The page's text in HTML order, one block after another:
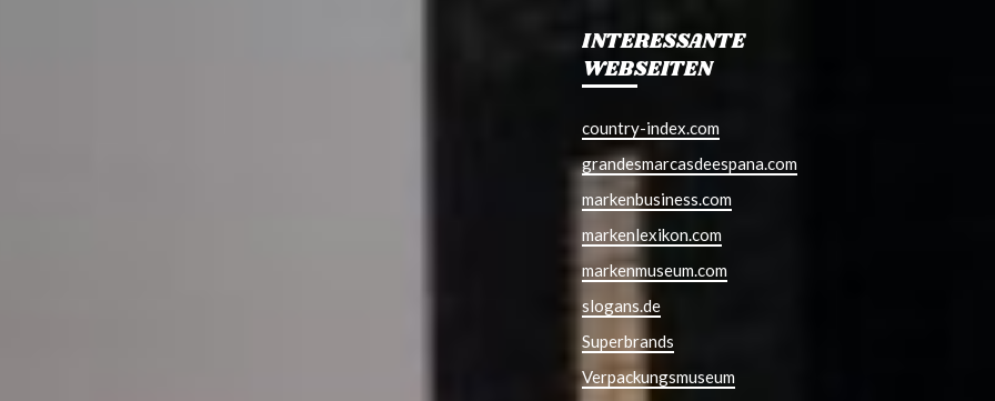
INTERESSANTE
WEBSEITEN
country-index.com
grandesmarcasdeespana.com
markenbusiness.com
markenlexikon.com
markenmuseum.com
slogans.de
Superbrands
Verpackungsmuseum